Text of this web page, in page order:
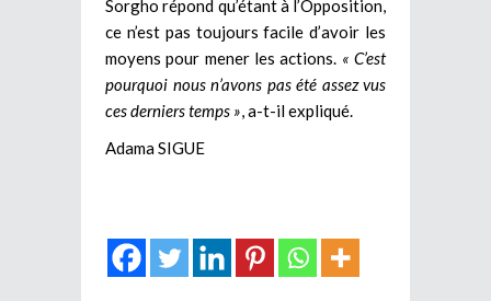
Sorgho répond qu’étant à l’Opposition,
ce n’est pas toujours facile d’avoir les
moyens pour mener les actions. « C’est
pourquoi nous n’avons pas été assez vus
ces derniers temps » , a-t-il expliqué.
Adama SIGUE